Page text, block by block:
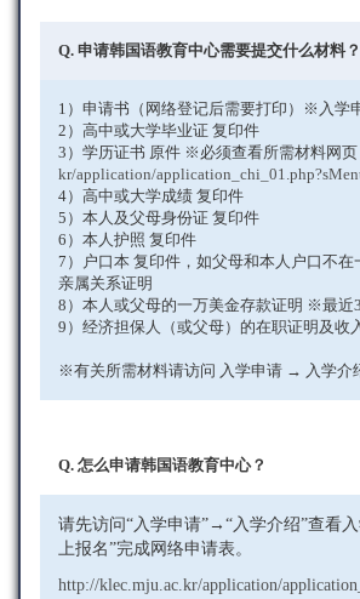
Q. 申请韩国语教育中心需要提交什么材料？
1）申请书（网络登记后需要打印）※入学
2）高中或大学毕业证 复印件
3）学历证书 原件 ※必须查看所需材料网页
kr/application/
4）高中或大学成绩 复印件
5）本人及父母身份证 复印件
6）本人护照 复印件
7）户口本 复印件，如父母和本人户口不在
亲属关系证明
8）本人或父母的一万美金存款证明 ※最近
9）经济担保人（或父母）的在职证明及收
※有关所需材料请访问 入学申请 → 入学介
Q. 怎么申请韩国语教育中心？
请先访问“入学申请”→“入学介绍”查看
上报名”完成网络申请表。
http://klec.mju.ac.kr/application/